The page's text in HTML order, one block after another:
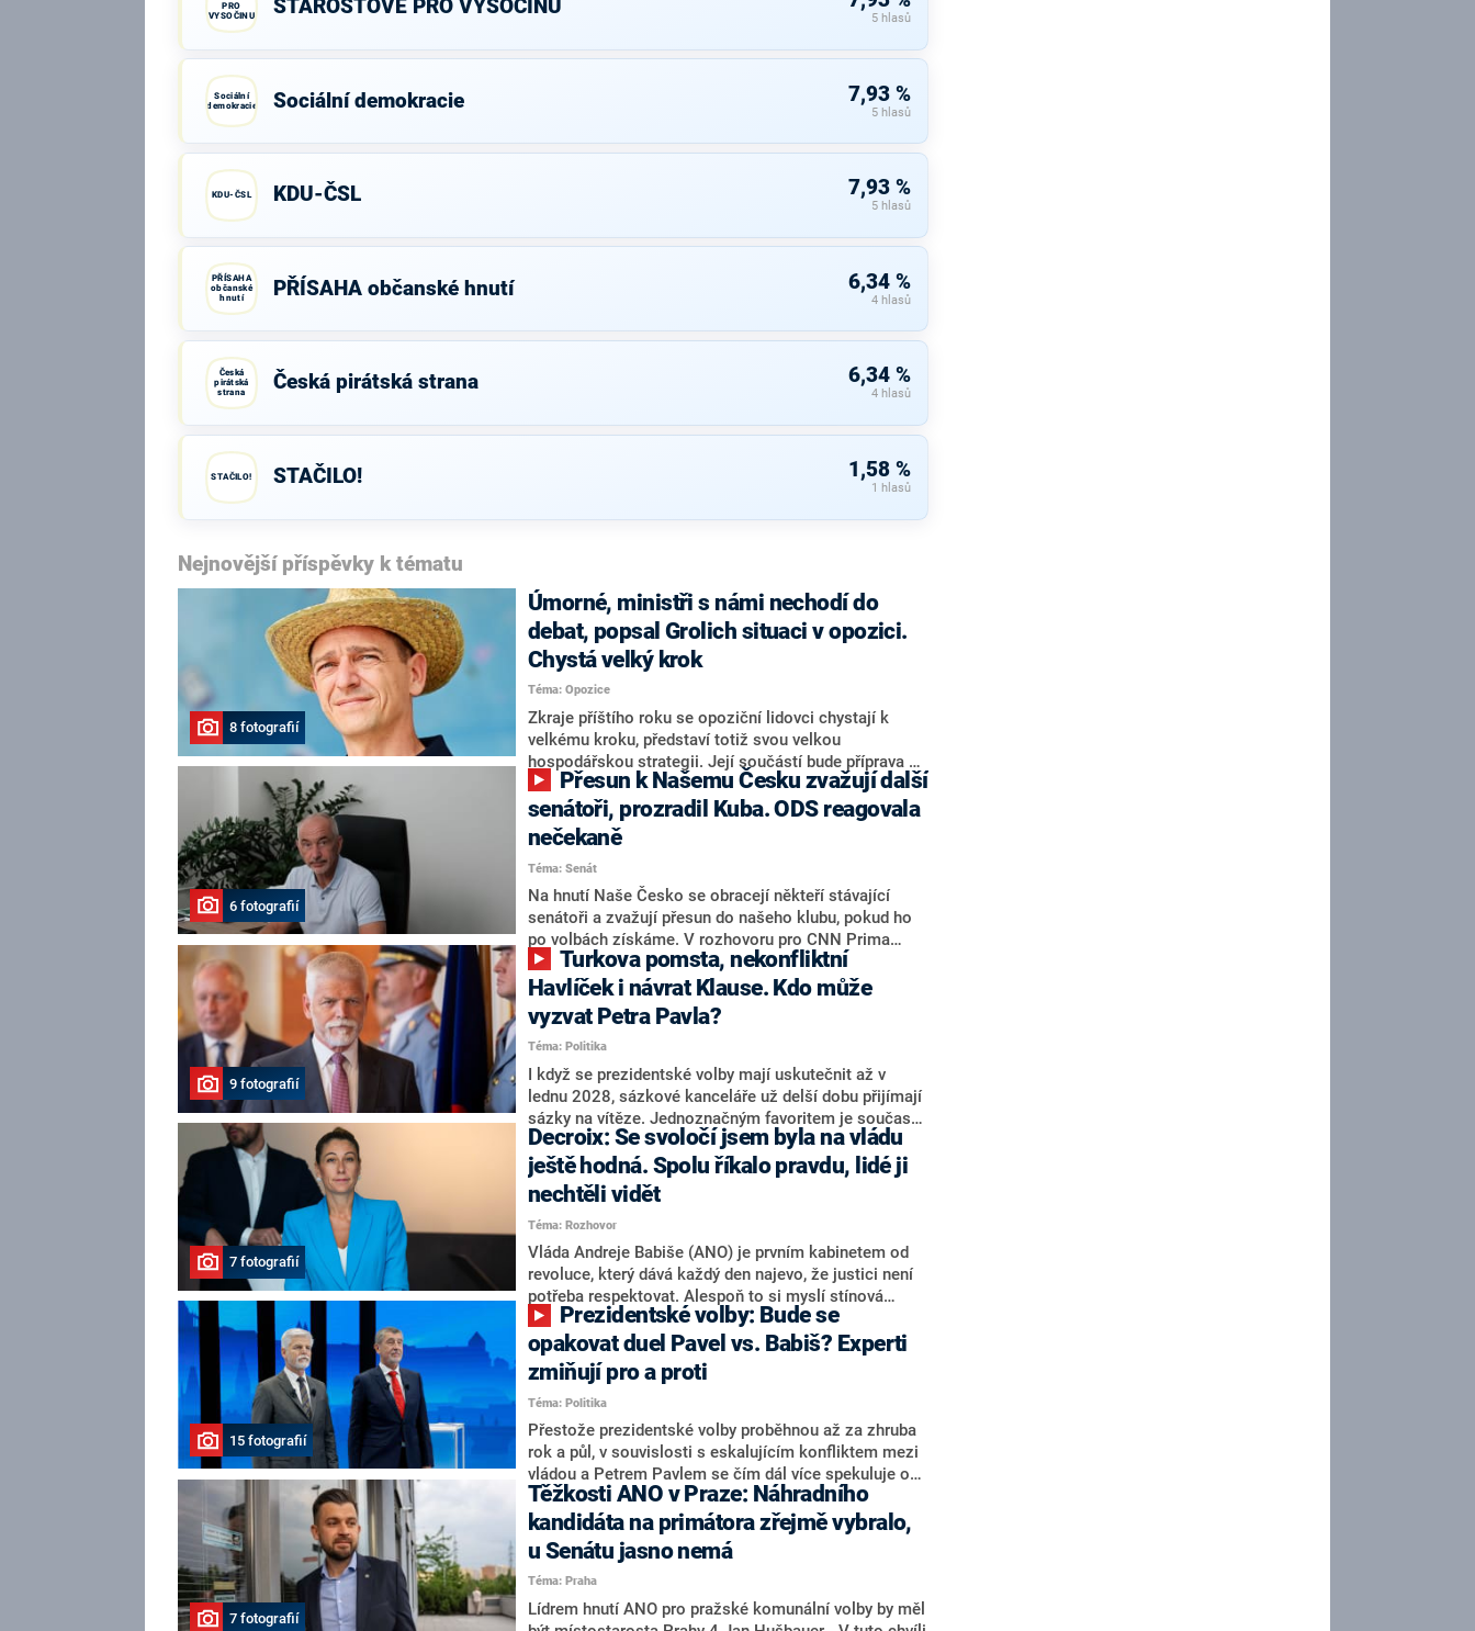
PRO
VYSOČINU
STAROSTOVÉ PRO VYSOČINU 5 hlasů
Sociální
demokracie
Sociální demokracie 7,93 %
5 hlasů
KDU-ČSL KDU-ČSL 7,93 %
5 hlasů
PŘÍSAHA
občanské
hnutí
PŘÍSAHA občanské hnutí 6,34 %
4 hlasů
Česká
pirátská
strana
Česká pirátská strana 6,34 %
4 hlasů
STAČILO! STAČILO! 1,58 %
1 hlasů
Nejnovější příspěvky k tématu
8 fotografií
Úmorné, ministři s námi nechodí do
debat, popsal Grolich situaci v opozici.
Chystá velký krok
Téma: Opozice
Zkraje příštího roku se opoziční lidovci chystají k
velkému kroku, představí totiž svou velkou
hospodářskou strategii. Její součástí bude příprava na
stárnutí populace, řekl ve středu na setkání s novináři
nový předseda lidovců Jan Grolich. Ten zároveň v
senátních volbách kandiduje ve Vyškově. Popsal i
aktivitu opozice, o níž vládní strany nebo političtí
komentátoři mluví jako o slabé a v defenzivě. „Je to
úmorná práce upozorňovat na chyby vlády. Ministři s
námi navíc nechodí do debat. Chceme ale ukazovat
svoje témata,“ odpověděl Grolich na dotaz CNN Prima
NEWS.
6 fotografií
senátoři, prozradil Kuba. ODS reagovala
nečekaně
Téma: Senát
Na hnutí Naše Česko se obracejí někteří stávající
senátoři a zvažují přesun do našeho klubu, pokud ho
po volbách získáme. V rozhovoru pro CNN Prima
NEWS to řekl zakladatel hnutí a jihočeský hejtman
Martin Kuba. Konkrétní nebyl, ale získat by takto mohl
například senátora Zdeňka Hrabu, který je dnes
součástí klubu ODS a TOP 09. Hraba to na dotaz
redakce nevyloučil. Předseda klubu senátorů ODS
Zdeněk Nytra redakci řekl, že počítá s odchodem
některých senátorů z klubu a že Naše Česko není
nepřítel, ale soupeř.
9 fotografií
Havlíček i návrat Klause. Kdo může
vyzvat Petra Pavla?
Téma: Politika
I když se prezidentské volby mají uskutečnit až v
lednu 2028, sázkové kanceláře už delší dobu přijímají
sázky na vítěze. Jednoznačným favoritem je současná
hlava státu Petr Pavel. Daleko za ním pak bookmakeři
zmiňují dva výrazné politiky ANO, tedy premiéra
Andreje Babiše a ministra průmyslu Karla Havlíčka.
Oblíbeným tipem samotných sázkařů je poslanec za
Motoristy Filip Turek. Politolog Jan Kubáček nicméně
o případné kandidatuře kohokoliv ze zmíněné trojice
značně pochybuje. Podle něj současná koalice dosud
nemá osobu, která by Pavlovi mohla konkurovat.
7 fotografií
Decroix: Se svoločí jsem byla na vládu
ještě hodná. Spolu říkalo pravdu, lidé ji
nechtěli vidět
Téma: Rozhovor
Vláda Andreje Babiše (ANO) je prvním kabinetem od
revoluce, který dává každý den najevo, že justici není
potřeba respektovat. Alespoň to si myslí stínová
ministryně spravedlnosti ODS Eva Decroix. V
rozhovoru pro CNN Prima NEWS si nebrala servítky
ohledně politického výkonu svého nástupce Jeronýma
Tejce (za ANO) či vládní zmocněnkyně pro lidská
práva Taťány Malé (ANO). Označením „svoloč“ na
adresu vlády prý byla ještě hodná. Decroix se také
vrátila k volební porážce koalice Spolu či promluvila o
hnutí Naše Česko Martina Kuby.
15 fotografií
opakovat duel Pavel vs. Babiš? Experti
zmiňují pro a proti
Téma: Politika
Přestože prezidentské volby proběhnou až za zhruba
rok a půl, v souvislosti s eskalujícím konfliktem mezi
vládou a Petrem Pavlem se čím dál více spekuluje o
tom, koho by do bitvy o Hrad mohla vyslat současná
koalice. Někteří političtí komentátoři znovu vytahují
jméno premiéra Andreje Babiše (ANO). Jak moc je
pravděpodobné, že se v prezidentských volbách 2028
bude znovu opakovat souboj z roku 2023?
7 fotografií
Těžkosti ANO v Praze: Náhradního
kandidáta na primátora zřejmě vybralo,
u Senátu jasno nemá
Téma: Praha
Lídrem hnutí ANO pro pražské komunální volby by měl